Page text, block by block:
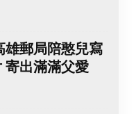
雄郵局陪憨兒寫
寄出滿滿父愛